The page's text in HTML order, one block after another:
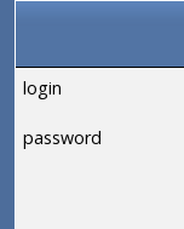
login
password